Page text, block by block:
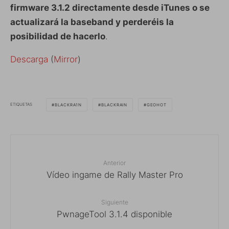
firmware 3.1.2 directamente desde iTunes o se
actualizará la baseband y perderéis la
posibilidad de hacerlo.
Descarga (Mirror)
ETIQUETAS BLACKRA1N BLACKRAIN GEOHOT
Anterior
Vídeo ingame de Rally Master Pro
Siguiente
PwnageTool 3.1.4 disponible